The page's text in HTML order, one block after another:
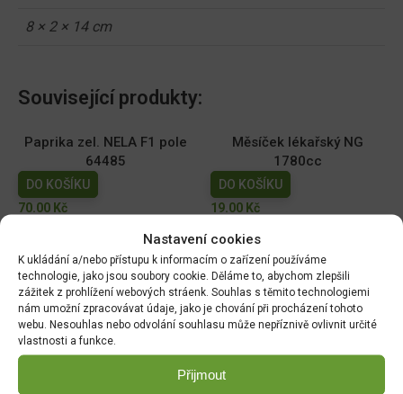
Nastavení cookies
K ukládání a/nebo přístupu k informacím o zařízení používáme
technologie, jako jsou soubory cookie. Děláme to, abychom zlepšili
zážitek z prohlížení webových stráenk. Souhlas s těmito technologiemi
nám umožní zpracovávat údaje, jako je chování při procházení tohoto
webu. Nesouhlas nebo odvolání souhlasu může nepříznivě ovlivnit určité
vlastnosti a funkce.
Přijmout
8 × 2 × 14 cm
Související produkty:
Paprika zel. NELA F1 pole
64485
DO KOŠÍKU
70.00 Kč
Měsíček lékařský NG
1780cc
DO KOŠÍKU
19.00 Kč
Dobrá semena - Kiwano -
africká okurka 10s 2257
DO KOŠÍKU
44.00Kč
Dobrá semena - Sója
Edamame - Chiba Green
10g 3972
DO KOŠÍKU
52.00Kč
Hrách zahradní - Antony
raný velkozrnný bezlistý
Serpentine F1 2g 4080